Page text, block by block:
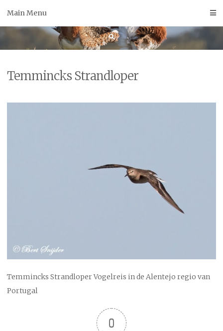
Main Menu
Temmincks Strandloper
Temmincks Strandloper Vogelreis in de Alentejo regio van
Portugal
0